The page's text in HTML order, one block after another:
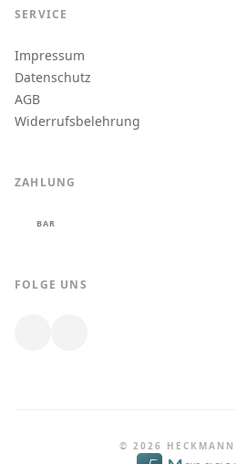
SERVICE
Impressum
Datenschutz
AGB
Widerrufsbelehrung
ZAHLUNG
BAR
FOLGE UNS
© 2026 HECKMANN